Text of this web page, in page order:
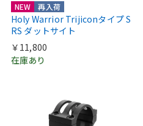
NEW 再入荷
Holy Warrior Trijiconタイプ S
RS ダットサイト
￥11,800
在庫あり